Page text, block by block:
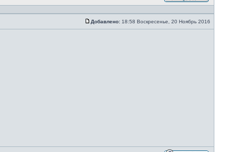
Сообщение
Добавлено: 18:58 Воскресенье, 20 Ноябрь 2016